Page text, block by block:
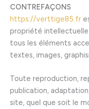
CONTREFAÇONS
https://verttige85.fr
propriété intellectuelle
tous les éléments
textes, images,
Toute reproduction,
publication,
site, quel que soit le